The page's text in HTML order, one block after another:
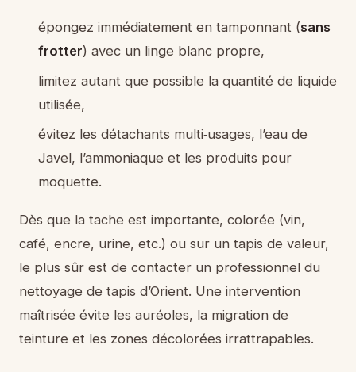
épongez immédiatement en tamponnant (sans
frotter) avec un linge blanc propre,
limitez autant que possible la quantité de liquide
utilisée,
évitez les détachants multi‑usages, l’eau de
Javel, l’ammoniaque et les produits pour
moquette.
Dès que la tache est importante, colorée (vin,
café, encre, urine, etc.) ou sur un tapis de valeur,
le plus sûr est de contacter un professionnel du
nettoyage de tapis d’Orient. Une intervention
maîtrisée évite les auréoles, la migration de
teinture et les zones décolorées irrattrapables.